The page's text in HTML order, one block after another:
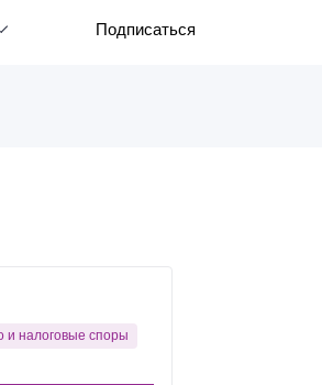
Закрыть
Français
Подписаться
и налоговые споры